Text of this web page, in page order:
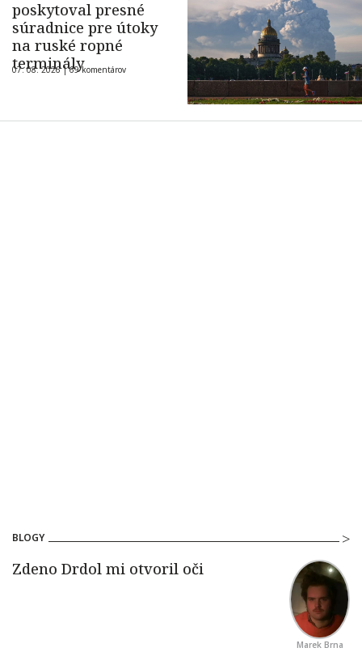
poskytoval presné
súradnice pre útoky
na ruské ropné
terminály
07. 08. 2026 |69 komentárov
BLOGY
Marek Brna